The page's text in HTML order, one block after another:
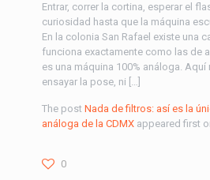
Entrar, correr la cortina, esperar el
curiosidad hasta que la máquina
En la colonia San Rafael existe una
funciona exactamente como las de
es una máquina 100% análoga.
ensayar la pose, ni […]
The post Nada de filtros: así es la
análoga de la CDMX appeared first
0